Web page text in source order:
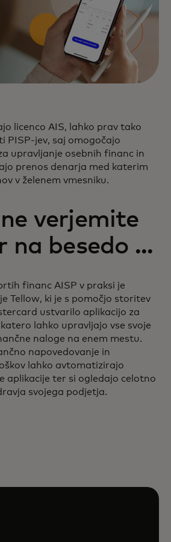
licenco AIS, lahko prav tako
PISP-jev, saj omogočajo
upravljanje osebnih financ in
prenos denarja med katerim
v želenem vmesniku.
verjemite
na besedo ...
financ AISP v praksi je
Tellow, ki je s pomočjo storitev
ustvarilo aplikacijo za
lahko upravljajo vse svoje
naloge na enem mestu.
napovedovanje in
lahko avtomatizirajo
aplikacije ter si ogledajo celotno
svojega podjetja.